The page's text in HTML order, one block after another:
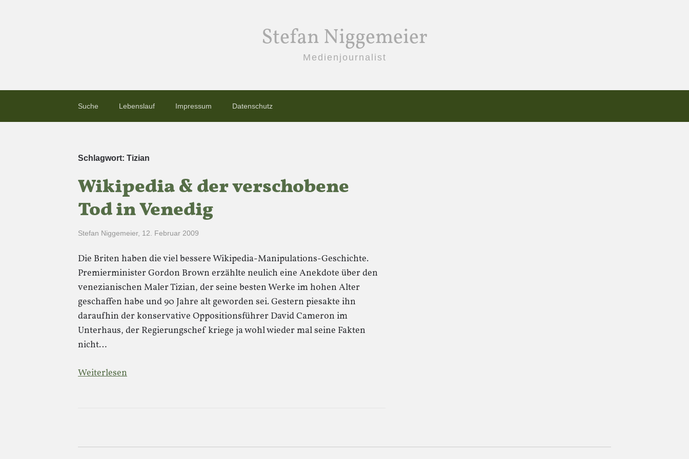
Stefan Niggemeier
Medienjournalist
Suche Lebenslauf Impressum Datenschutz
Schlagwort: Tizian
Wikipedia & der verschobene
Tod in Venedig
Stefan Niggemeier, 12. Februar 2009
Die Briten haben die viel bessere Wikipedia-Manipulations-Geschichte.
Premierminister Gordon Brown erzählte neulich eine Anekdote über den
venezianischen Maler Tizian, der seine besten Werke im hohen Alter
geschaffen habe und 90 Jahre alt geworden sei. Gestern piesakte ihn
daraufhin der konservative Oppositionsführer David Cameron im
Unterhaus, der Regierungschef kriege ja wohl wieder mal seine Fakten
nicht…
Weiterlesen